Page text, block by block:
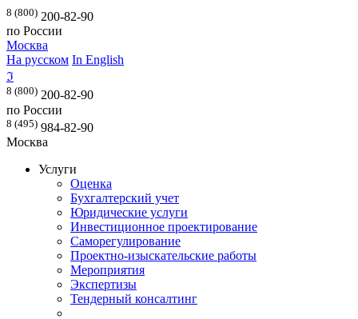
8 (800) 200-82-90
по России
Москва
На русском In English
ℑ
8 (800) 200-82-90
по России
8 (495) 984-82-90
Москва
Услуги
Оценка
Бухгалтерский учет
Юридические услуги
Инвестиционное проектирование
Саморегулирование
Проектно-изыскательские работы
Мероприятия
Экспертизы
Тендерный консалтинг